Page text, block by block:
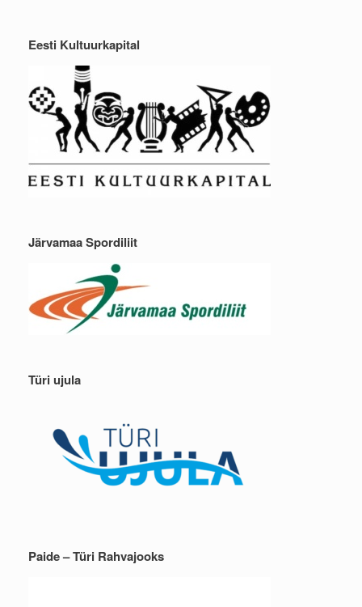
Eesti Kultuurkapital
Järvamaa Spordiliit
Türi ujula
Paide – Türi Rahvajooks